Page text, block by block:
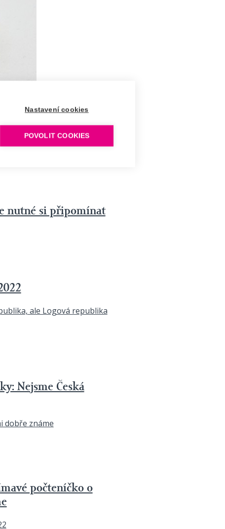
nutné si připomínat
Nejsme Česká
počteníčko o
Nastavení cookies
POVOLIT COOKIES